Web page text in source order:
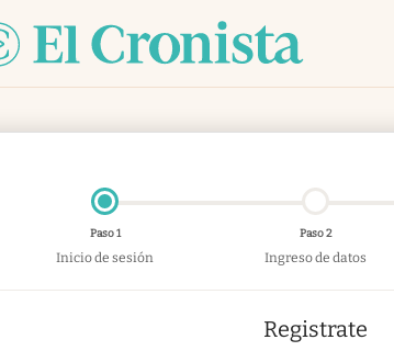
Paso 1
Inicio de sesión
Paso 2
Ingreso de datos
Registrate